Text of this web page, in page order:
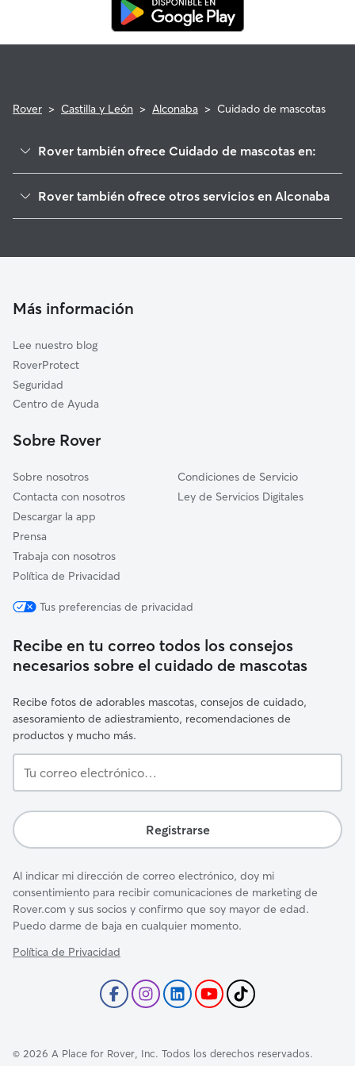
Rover > Castilla y León > Alconaba > Cuidado de mascotas
Rover también ofrece Cuidado de mascotas en:
Garray
Matalebreras
Ólvega
Ágreda
Bordalba
Ariza
Rover también ofrece otros servicios en Alconaba
Cuidadores a domicilio en Alconaba
Más información
Lee nuestro blog
RoverProtect
Seguridad
Centro de Ayuda
Sobre Rover
Sobre nosotros
Contacta con nosotros
Descargar la app
Prensa
Trabaja con nosotros
Política de Privacidad
Condiciones de Servicio
Ley de Servicios Digitales
Tus preferencias de privacidad
Recibe en tu correo todos los consejos
necesarios sobre el cuidado de mascotas
Recibe fotos de adorables mascotas, consejos de cuidado,
asesoramiento de adiestramiento, recomendaciones de
productos y mucho más.
correo
Registrarse
Al indicar mi dirección de correo electrónico, doy mi
consentimiento para recibir comunicaciones de marketing de
Rover.com y sus socios y confirmo que soy mayor de edad.
Puedo darme de baja en cualquier momento.
Política de Privacidad
© 2026 A Place for Rover, Inc. Todos los derechos reservados.